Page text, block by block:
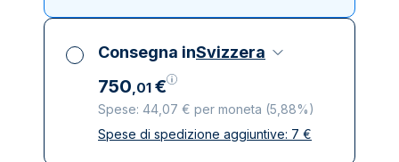
Consegna inSvizzera
750,01 €
Spese: 44,07 € per moneta (5,88%)
Tutte le tasse incluse
Spese di spedizione aggiuntive: 7 €